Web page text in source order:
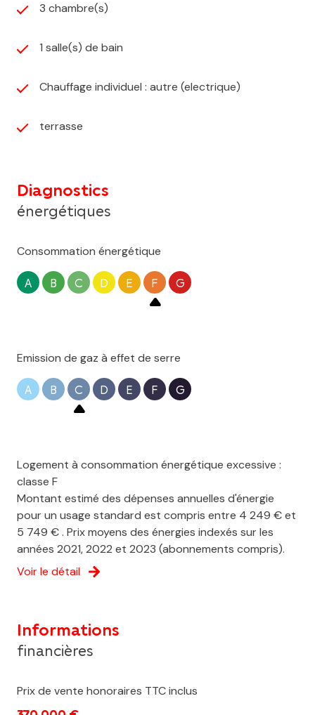
3 chambre(s)
1 salle(s) de bain
Chauffage individuel : autre (electrique)
terrasse
Diagnostics
énergétiques
Consommation énergétique
A B C D E F G
Emission de gaz à effet de serre
A B C D E F G
Logement à consommation énergétique excessive :
classe F
Montant estimé des dépenses annuelles d'énergie
pour un usage standard est compris entre 4 249 € et
5 749 € . Prix moyens des énergies indexés sur les
années 2021, 2022 et 2023 (abonnements compris).
Voir le détail
Informations
financières
Prix de vente honoraires TTC inclus